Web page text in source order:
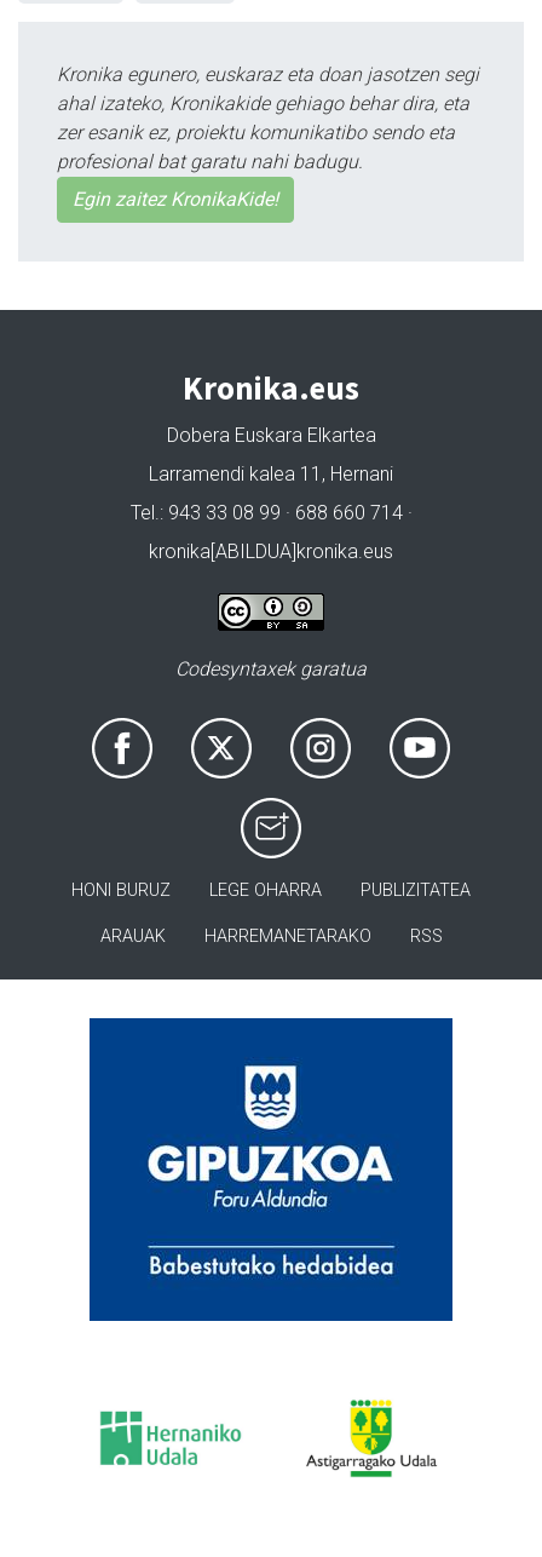
Kronika egunero, euskaraz eta doan jasotzen segi
ahal izateko, Kronikakide gehiago behar dira, eta
zer esanik ez, proiektu komunikatibo sendo eta
profesional bat garatu nahi badugu.
Egin zaitez KronikaKide!
Kronika.eus
Dobera Euskara Elkartea
Larramendi kalea 11, Hernani
Tel.: 943 33 08 99 · 688 660 714 ·
kronika[ABILDUA]kronika.eus
Codesyntaxek garatua
HONI BURUZ LEGE OHARRA PUBLIZITATEA
ARAUAK HARREMANETARAKO RSS